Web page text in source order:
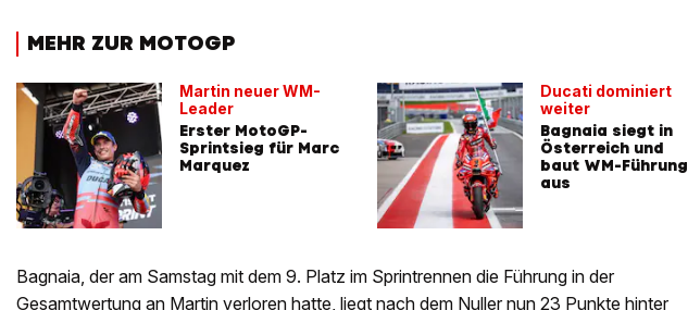
MEHR ZUR MOTOGP
Martin neuer WM-
Leader
Erster MotoGP-
Sprintsieg für Marc
Marquez
Ducati dominiert
weiter
Bagnaia siegt in
Österreich und
baut WM-Führung
aus
Bagnaia, der am Samstag mit dem 9. Platz im Sprintrennen die Führung in der
Gesamtwertung an Martin verloren hatte, liegt nach dem Nuller nun 23 Punkte hinter